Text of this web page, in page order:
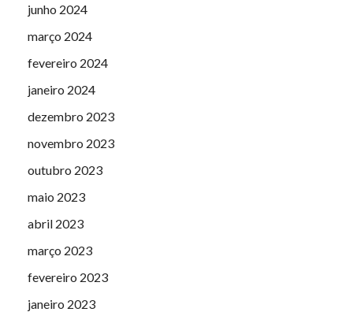
junho 2024
março 2024
fevereiro 2024
janeiro 2024
dezembro 2023
novembro 2023
outubro 2023
maio 2023
abril 2023
março 2023
fevereiro 2023
janeiro 2023